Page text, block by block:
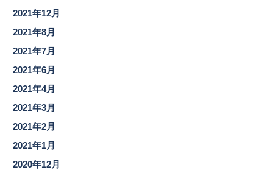
2021年12月
2021年8月
2021年7月
2021年6月
2021年4月
2021年3月
2021年2月
2021年1月
2020年12月